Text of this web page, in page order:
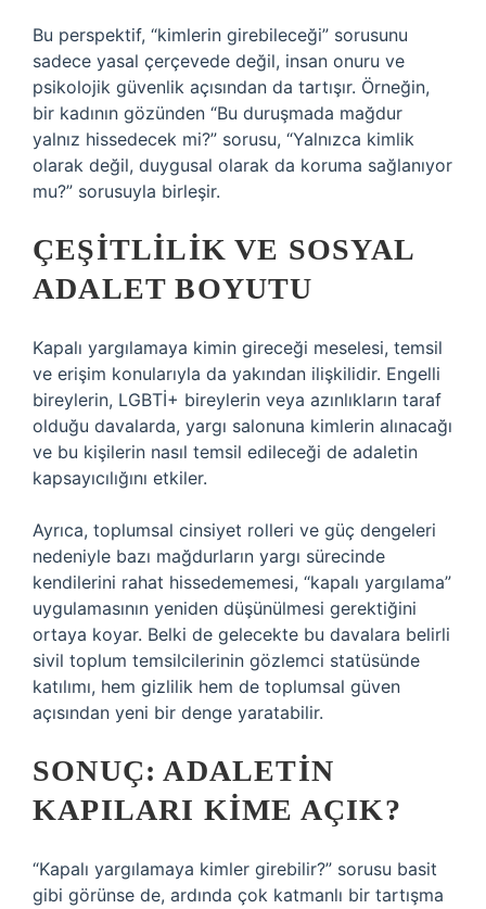
Bu perspektif, “kimlerin girebileceği” sorusunu
sadece yasal çerçevede değil, insan onuru ve
psikolojik güvenlik açısından da tartışır. Örneğin,
bir kadının gözünden “Bu duruşmada mağdur
yalnız hissedecek mi?” sorusu, “Yalnızca kimlik
olarak değil, duygusal olarak da koruma sağlanıyor
mu?” sorusuyla birleşir.
ÇEŞITLILIK VE SOSYAL
ADALET BOYUTU
Kapalı yargılamaya kimin gireceği meselesi, temsil
ve erişim konularıyla da yakından ilişkilidir. Engelli
bireylerin, LGBTİ+ bireylerin veya azınlıkların taraf
olduğu davalarda, yargı salonuna kimlerin alınacağı
ve bu kişilerin nasıl temsil edileceği de adaletin
kapsayıcılığını etkiler.
Ayrıca, toplumsal cinsiyet rolleri ve güç dengeleri
nedeniyle bazı mağdurların yargı sürecinde
kendilerini rahat hissedememesi, “kapalı yargılama”
uygulamasının yeniden düşünülmesi gerektiğini
ortaya koyar. Belki de gelecekte bu davalara belirli
sivil toplum temsilcilerinin gözlemci statüsünde
katılımı, hem gizlilik hem de toplumsal güven
açısından yeni bir denge yaratabilir.
SONUÇ: ADALETIN
KAPILARI KIME AÇIK?
“Kapalı yargılamaya kimler girebilir?” sorusu basit
gibi görünse de, ardında çok katmanlı bir tartışma